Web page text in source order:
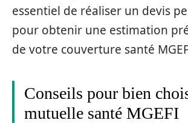
essentiel de réaliser un devis
pour obtenir une estimation
de votre couverture santé
Conseils pour bien
mutuelle santé MGEFI